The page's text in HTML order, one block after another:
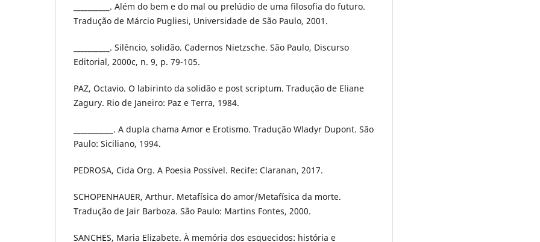
__________. Além do bem e do mal ou prelúdio de uma filosofia do futuro.
Tradução de Márcio Pugliesi, Universidade de São Paulo, 2001.
__________. Silêncio, solidão. Cadernos Nietzsche. São Paulo, Discurso
Editorial, 2000c, n. 9, p. 79-105.
PAZ, Octavio. O labirinto da solidão e post scriptum. Tradução de Eliane
Zagury. Rio de Janeiro: Paz e Terra, 1984.
___________. A dupla chama Amor e Erotismo. Tradução Wladyr Dupont. São
Paulo: Siciliano, 1994.
PEDROSA, Cida Org. A Poesia Possível. Recife: Claranan, 2017.
SCHOPENHAUER, Arthur. Metafísica do amor/Metafísica da morte.
Tradução de Jair Barboza. São Paulo: Martins Fontes, 2000.
SANCHES, Maria Elizabete. À memória dos esquecidos: história e